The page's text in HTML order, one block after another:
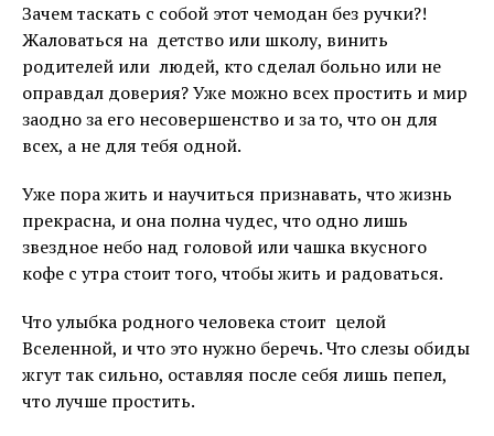
Зачем таскать с собой этот чемодан без ручки?!
Жаловаться на детство или школу, винить
родителей или людей, кто сделал больно или не
оправдал доверия? Уже можно всех простить и мир
заодно за его несовершенство и за то, что он для
всех, а не для тебя одной.
Уже пора жить и научиться признавать, что жизнь
прекрасна, и она полна чудес, что одно лишь
звездное небо над головой или чашка вкусного
кофе с утра стоит того, чтобы жить и радоваться.
Что улыбка родного человека стоит целой
Вселенной, и что это нужно беречь. Что слезы обиды
жгут так сильно, оставляя после себя лишь пепел,
что лучше простить.